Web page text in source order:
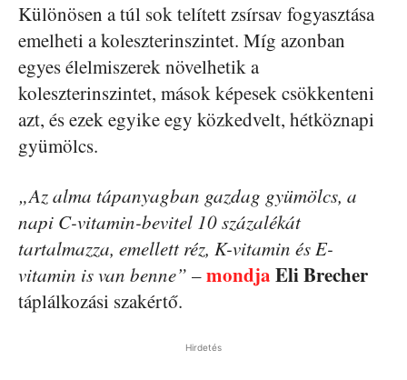
Különösen a túl sok telített zsírsav fogyasztása
emelheti a koleszterinszintet. Míg azonban
egyes élelmiszerek növelhetik a
koleszterinszintet, mások képesek csökkenteni
azt, és ezek egyike egy közkedvelt, hétköznapi
gyümölcs.
„Az alma tápanyagban gazdag gyümölcs, a
napi C-vitamin-bevitel 10 százalékát
tartalmazza, emellett réz, K-vitamin és E-
vitamin is van benne” –mondja Eli Brecher
táplálkozási szakértő.
Hirdetés